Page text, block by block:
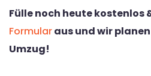
Fülle noch heute kostenlos
Formularaus und wir
Umzug!